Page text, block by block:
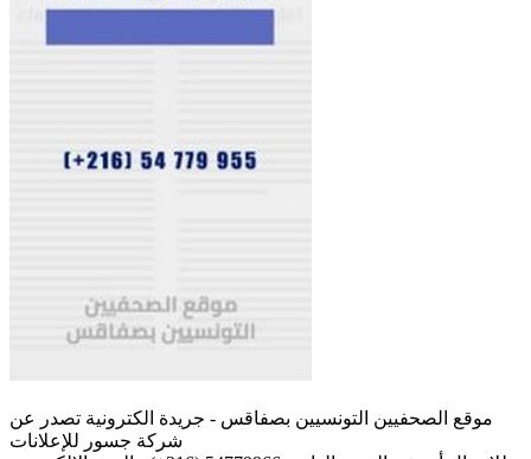
موقع الصحفيين التونسيين بصفاقس - جريدة الكترونية تصدر عن
شركة جسور للإعلانات